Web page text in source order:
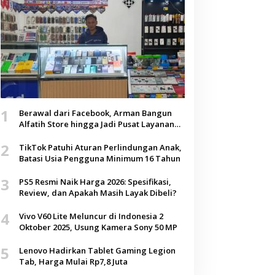
1
Berawal dari Facebook, Arman Bangun
Alfatih Store hingga Jadi Pusat Layanan
2
TikTok Patuhi Aturan Perlindungan Anak,
Batasi Usia Pengguna Minimum 16 Tahun
3
PS5 Resmi Naik Harga 2026: Spesifikasi,
Review, dan Apakah Masih Layak Dibeli?
4
Vivo V60 Lite Meluncur di Indonesia 2
Oktober 2025, Usung Kamera Sony 50 MP
5
Lenovo Hadirkan Tablet Gaming Legion
Tab, Harga Mulai Rp7,8 Juta